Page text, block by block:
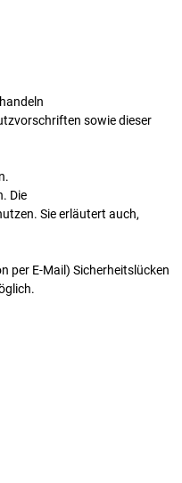
sowie dieser
Die
Sie erläutert auch,
per E-Mail) Sicherheitslücken